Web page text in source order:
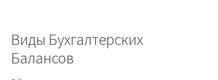
Виды Бухгалтерских
Балансов